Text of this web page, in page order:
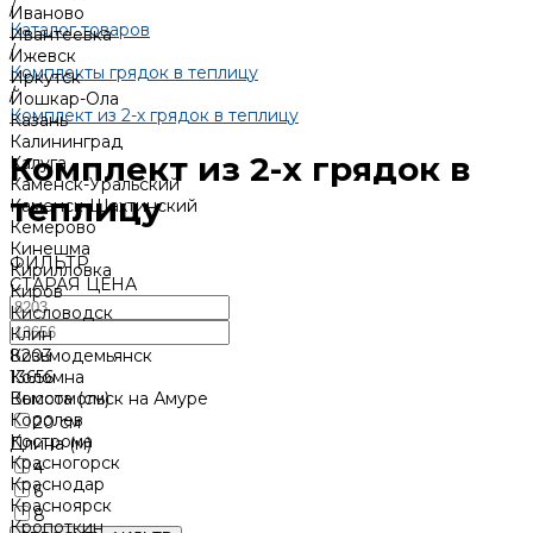
Иваново
Ивантеевка
Ижевск
Иркутск
Йошкар-Ола
Казань
Калининград
Калуга
Каменск-Уральский
Каменск-Шахтинский
Кемерово
Кинешма
Кирилловка
Киров
Кисловодск
Клин
Козьмодемьянск
Коломна
Комсомольск на Амуре
Королев
Кострома
Красногорск
Краснодар
Красноярск
Кропоткин
/
Каталог товаров
/
Комплекты грядок в теплицу
/
Комплект из 2-х грядок в теплицу
Комплект из 2-х грядок в
теплицу
ФИЛЬТР
СТАРАЯ ЦЕНА
8203
13656
Высота (см)
20 см
Длина (м)
4
6
8